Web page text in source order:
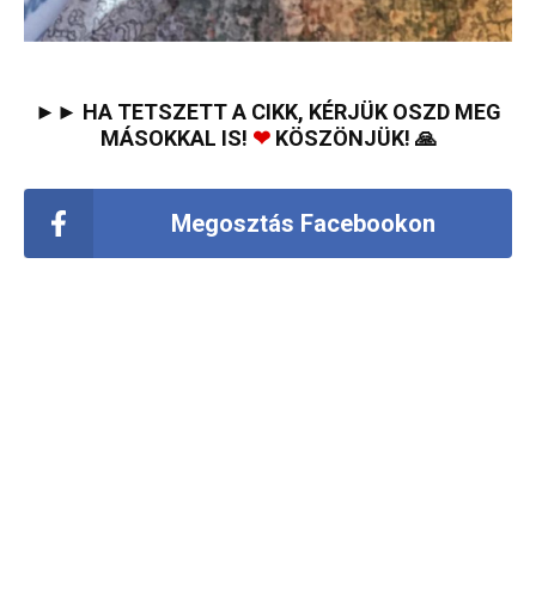
►► HA TETSZETT A CIKK, KÉRJÜK OSZD MEG
MÁSOKKAL IS! ❤KÖSZÖNJÜK! 🙏
Megosztás Facebookon